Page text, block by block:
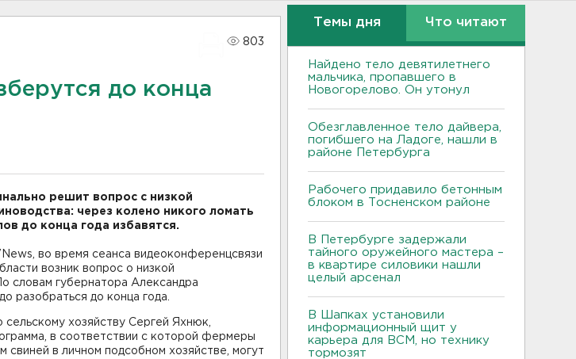
803
до конца
решит вопрос с низкой
через колено никого ломать
до конца года избавятся.
во время сеанса видеоконференцсвязи
возник вопрос о низкой
словам губернатора Александра
разобраться до конца года.
хозяйству Сергей Яхнюк,
в соответствии с которой фермеры
свиней в личном подсобном хозяйстве, могут
Темы дня Что читают
Найдено тело девятилетнего
мальчика, пропавшего в
Новогорелово. Он утонул
Обезглавленное тело дайвера,
погибшего на Ладоге, нашли в
районе Петербурга
Рабочего придавило бетонным
блоком в Тосненском районе
В Петербурге задержали
тайного оружейного мастера –
в квартире силовики нашли
целый арсенал
В Шапках установили
информационный щит у
карьера для ВСМ, но технику
тормозят